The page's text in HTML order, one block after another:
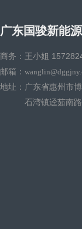
广东国骏新能
商务：王小姐
邮箱：
地址：广东省惠州市
石湾镇迳茹南路